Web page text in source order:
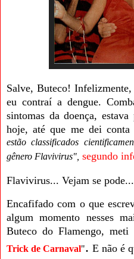
Salve, Buteco!
eu contraí a dengue.
sintomas da doença,
hoje, até que me dei conta
estão classificados
gênero Flavivirus", segundo
Flavivirus... Vejam se
Encafifado com o que
algum momento nesses
Buteco do Flamengo,
Trick de Carnaval". E não é